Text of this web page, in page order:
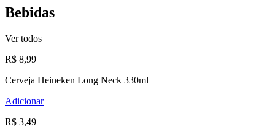
Bebidas
Ver todos
R$ 8,99
Cerveja Heineken Long Neck 330ml
Adicionar
R$ 3,49